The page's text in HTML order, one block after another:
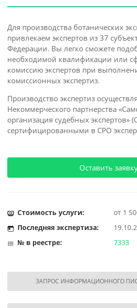
Для производства ботанических
привлекаем экспертов из 37
Федерации. Вы легко сможете
необходимой квалификации или
комиссию экспертов при
комиссионных экспертиз.
Производство экспертиз
Некоммерческого партнерства
организация судебных экспертов»
сертифицированными в СРО
Оставить
Стоимость услуги:
от 1
Последняя экспертиза:
№ в реестре:
7333
ЗАПРОС ИНФОРМАЦИОННОГО